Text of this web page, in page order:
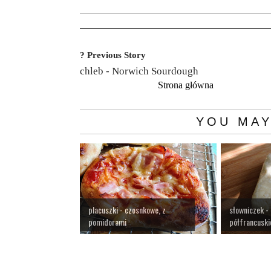
? Previous Story
chleb - Norwich Sourdough
Strona główna
YOU
placuszki - czosnkowe, z
pomidorami
słowniczek